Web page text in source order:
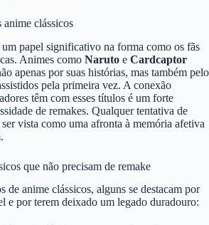
clássicos
papel significativo na forma como os fãs
Animes como Naruto e Cardcaptor
apenas por suas histórias, mas também pelo
pela primeira vez. A conexão
têm com esses títulos é um forte
de remakes. Qualquer tentativa de
ser vista como uma afronta à memória afetiva
que não precisam de remake
de anime clássicos, alguns se destacam por
e por terem deixado um legado duradouro: